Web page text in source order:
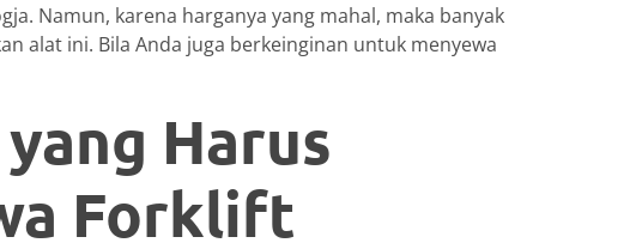
Namun, karena harganya yang mahal, maka banyak
alat ini. Bila Anda juga berkeinginan untuk menyewa
Harus
Forklift